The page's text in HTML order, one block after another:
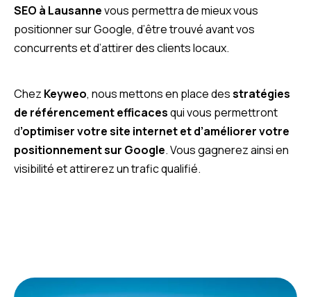
SEO à Lausannevous permettra de mieux vous
positionner sur Google, d’être trouvé avant vos
concurrents et d’attirer des clients locaux.
Chez Keyweo, nous mettons en place desstratégies
de référencement efficacesqui vous permettront
d’optimiser votre site internet et d’améliorer votre
positionnement sur Google. Vous gagnerez ainsi en
visibilité et attirerez un trafic qualifié.